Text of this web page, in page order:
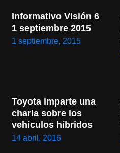
Informativo Visión 6
1 septiembre 2015
1 septiembre, 2015
Toyota imparte una
charla sobre los
vehículos híbridos
14 abril, 2016